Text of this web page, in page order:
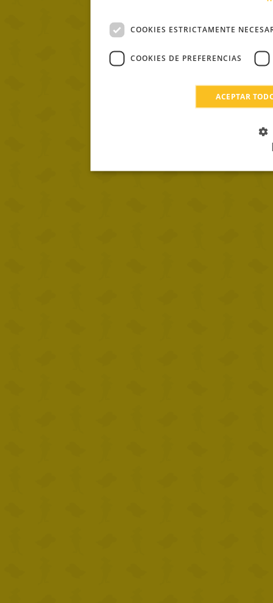
COOKIES ESTRICTAMENTE
COOKIES DE PREFERENCIAS
ACEPTAR